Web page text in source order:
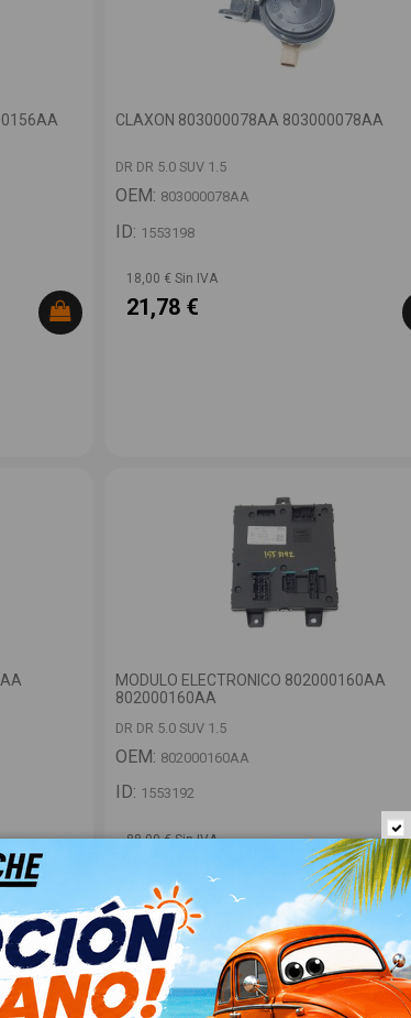
CLAXON 803000078AA 803000078AA
DR DR 5.0 SUV 1.5
OEM: 803000078AA
ID: 1553198
18,00 € Sin IVA
21,78 €
MODULO ELECTRONICO 802000160AA
802000160AA
DR DR 5.0 SUV 1.5
OEM: 802000160AA
ID: 1553192
88,00 € Sin IVA